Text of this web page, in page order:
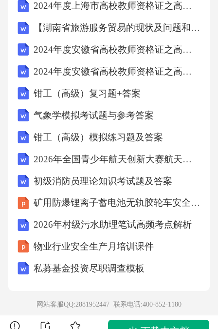
2024年度上海市高校教师资格证之高等教育学自测模拟预测题库
【湖南省旅游服务贸易的现状及问题和优化建议探析（论文）13000字】
2024年度安徽省高校教师资格证之高等教育法规通关试题库(有答案)
2024年度安徽省高校教师资格证之高等教育法规高分通关题型题库附解析答案
钳工（高级）复习题+答案
气象学模拟考试题与参考答案
钳工（高级）模拟练习题及答案
2026年全国青少年航天创新大赛航天知识竞赛试题及答案
初级消防员理论知识考试题及答案
矿用防爆锂离子蓄电池无轨胶轮车安全技术要求培训
2026年村级污水助理笔试高频考点解析
物业行业安全生产月培训课件
私募基金投资尽职调查模板
网站客服QQ:2881952447 联系电话:400-852-1180